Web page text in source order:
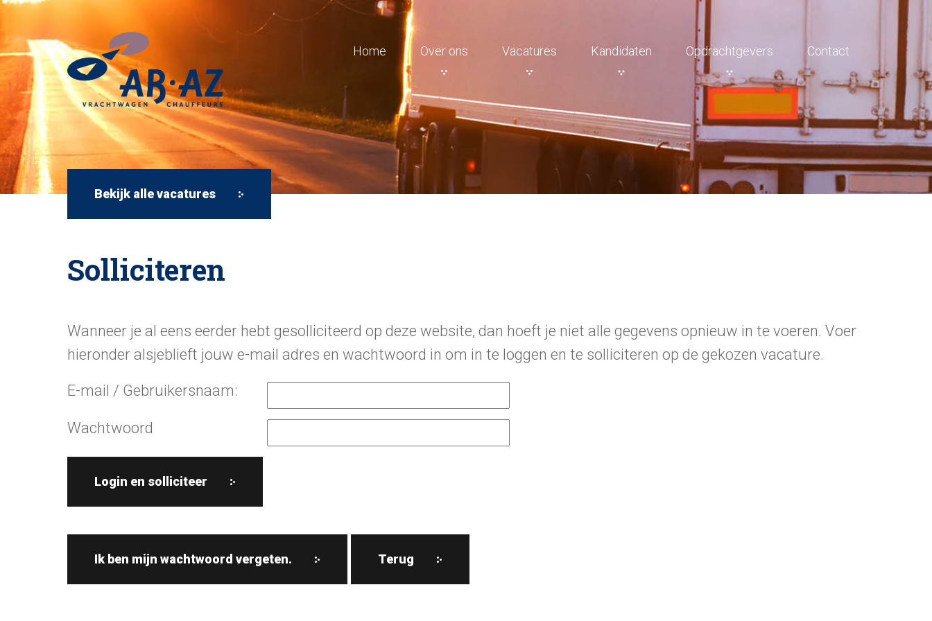
Home Over ons Vacatures Kandidaten Opdrachtgevers Contact
Bekijk alle vacatures
Solliciteren
Wanneer je al eens eerder hebt gesolliciteerd op deze website, dan hoeft je niet alle gegevens opnieuw in te voeren. Voer
hieronder alsjeblieft jouw e-mail adres en wachtwoord in om in te loggen en te solliciteren op de gekozen vacature.
E-mail / Gebruikersnaam:
Wachtwoord
Ik ben mijn wachtwoord vergeten.